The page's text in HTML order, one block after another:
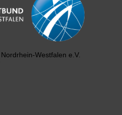
Westfalen e.V.